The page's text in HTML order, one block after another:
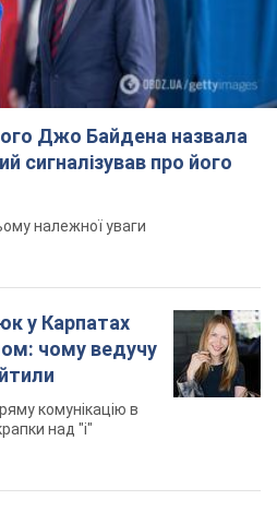
Джо Байдена назвала
сигналізував про його
належної уваги
у Карпатах
чому ведучу
комунікацію в
над "і"